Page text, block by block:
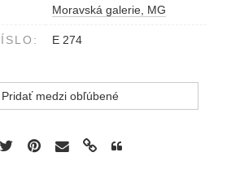
Moravská galerie, MG
E 274
medzi obľúbené